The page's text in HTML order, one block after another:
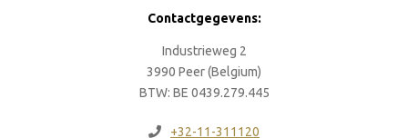
Contactgegevens:
Industrieweg 2
3990 Peer (Belgium)
BTW: BE 0439.279.445
+32-11-311120